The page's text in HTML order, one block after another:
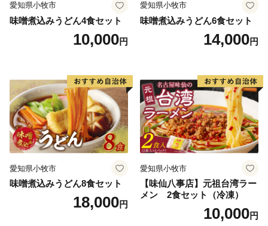
愛知県小牧市
味噌煮込みうどん4食セット
10,000円
愛知県小牧市
味噌煮込みうどん6食セット
14,000円
愛知県小牧市
味噌煮込みうどん8食セット
18,000円
愛知県小牧市
【味仙八事店】元祖台湾ラー
メン 2食セット（冷凍）
10,000円